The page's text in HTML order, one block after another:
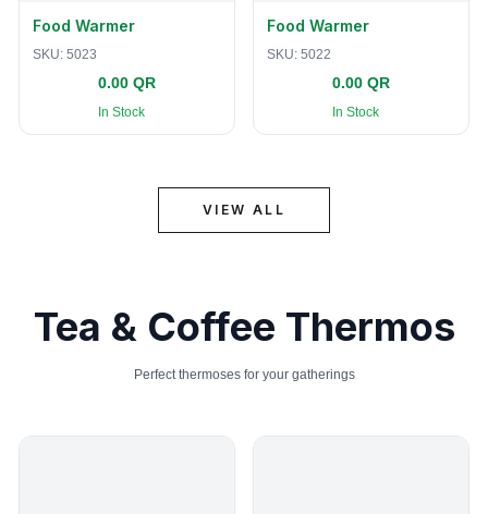
Food Warmer
SKU: 5023
0.00 QR
In Stock
Food Warmer
SKU: 5022
0.00 QR
In Stock
VIEW ALL
Tea & Coffee Thermos
Perfect thermoses for your gatherings